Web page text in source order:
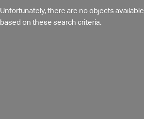
Unfortunately, there are no objects available
based on these search criteria.